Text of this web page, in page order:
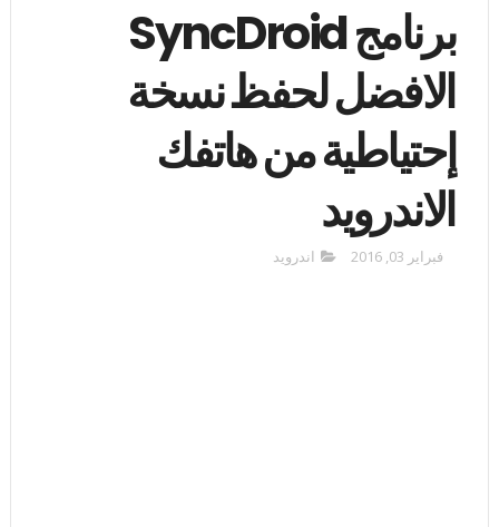
برنامج SyncDroid
الافضل لحفظ نسخة
إحتياطية من هاتفك
الاندرويد
فبراير 03, 2016 اندرويد